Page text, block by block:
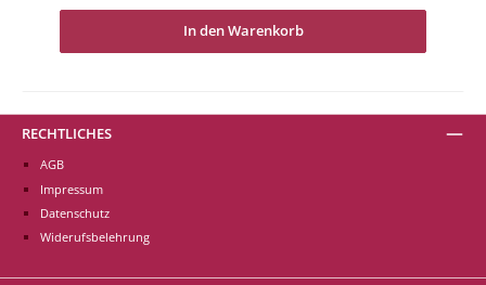
In den Warenkorb
RECHTLICHES
AGB
Impressum
Datenschutz
Widerufsbelehrung